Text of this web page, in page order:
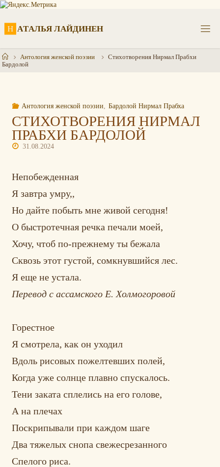
Перейти
Н АТАЛЬЯ ЛАЙДИНЕН
ГлавнаяАнтология женской поэзии
Стихотворения Нирмал Прабхи
Бардолой
Антология женской поэзии Бардолой Нирмал Прабха
СТИХОТВОРЕНИЯ НИРМАЛ
ПРАБХИ БАРДОЛОЙ
31.08.2024
Непобежденная
Я завтра умру,,
Но дайте побыть мне живой сегодня!
О быстротечная речка печали моей,
Хочу, чтоб по-прежнему ты бежала
Сквозь этот густой, сомкнувшийся лес.
Я еще не устала.
Перевод с ассамского Е. Холмогоровой
Горестное
Я смотрела, как он уходил
Вдоль рисовых пожелтевших полей,
Когда уже солнце плавно спускалось.
Тени заката сплелись на его голове,
А на плечах
Поскрипывали при каждом шаге
Два тяжелых снопа свежесрезанного
Спелого риса.